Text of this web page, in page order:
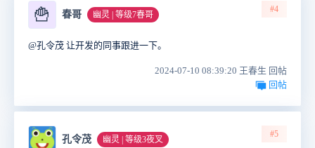
🍟 春哥 幽灵 | 等级7春哥
#4
@孔令茂 让开发的同事跟进一下。
2024-07-10 08:39:20 王春生 回帖
回帖
孔令茂 幽灵 | 等级3夜叉
#5